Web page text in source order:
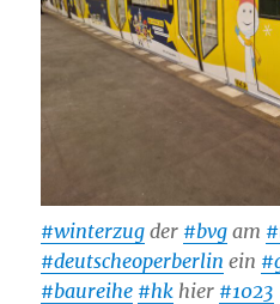
#winterzug der #bvg am
#deutscheoperberlin ein
#baureihe #hk hier #1023